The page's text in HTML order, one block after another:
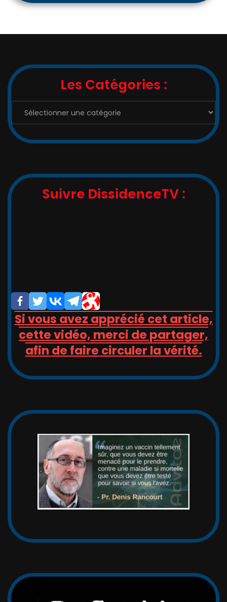
Les Catégories :
Suivre DissidenceTV :
Si vous avez apprécié cet article,
cette vidéo, merci de partager,
afin de faire circuler la vérité.